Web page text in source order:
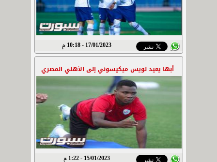
17/01/2023 - 10:18 م
أبها يعيد لويس ميكيسوني إلى الأهلي المصري
15/01/2023 - 1:22 م